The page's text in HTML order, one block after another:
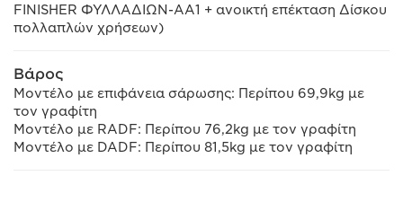
FINISHER ΦΥΛΛΑΔΙΩΝ-AA1 + ανοικτή επέκταση Δίσκου
πολλαπλών χρήσεων)
Βάρος
Μοντέλο με επιφάνεια σάρωσης: Περίπου 69,9kg με
τον γραφίτη
Μοντέλο με RADF: Περίπου 76,2kg με τον γραφίτη
Μοντέλο με DADF: Περίπου 81,5kg με τον γραφίτη